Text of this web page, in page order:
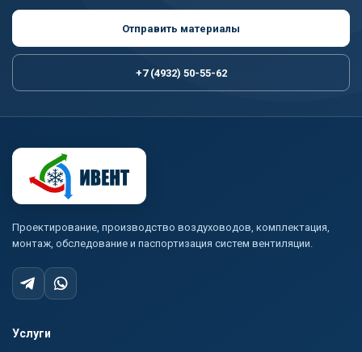
Отправить материалы
+7 (4932) 50-55-62
Проектирование, производство воздуховодов, комплектация,
монтаж, обследование и паспортизация систем вентиляции.
Услуги